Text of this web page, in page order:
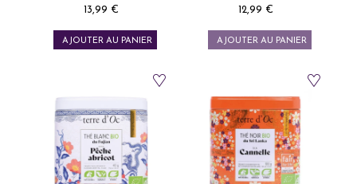
Prix
13,99 €
AJOUTER AU PANIER
Prix
12,99 €
AJOUTER AU PANIER